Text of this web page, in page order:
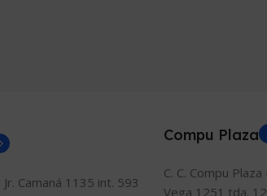
Camaná 1135 int. 593
Compu Plaza
C. C. Compu
Vega 1251 tda.